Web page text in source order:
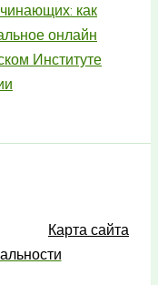
как
онлайн
Институте
Карта сайта